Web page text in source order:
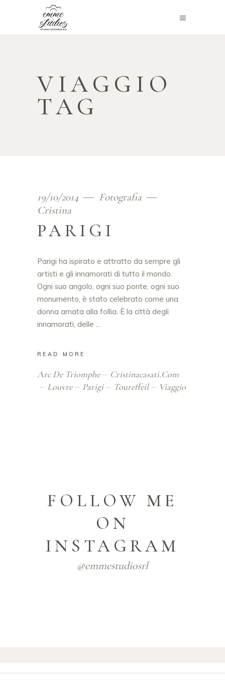
VIAGGIO
TAG
19/10/2014
Fotografia
Cristina
PARIGI
Parigi ha ispirato e attratto da sempre gli
artisti e gli innamorati di tutto il mondo.
Ogni suo angolo, ogni suo ponte, ogni suo
monumento, è stato celebrato come una
donna amata alla follia. È la città degli
innamorati, delle
READ MORE
Arc De Triomphe
Cristinacasati.com
Louvre
Parigi Toureffeil Viaggio
FOLLOW ME
ON
INSTAGRAM
@emmestudiosrl